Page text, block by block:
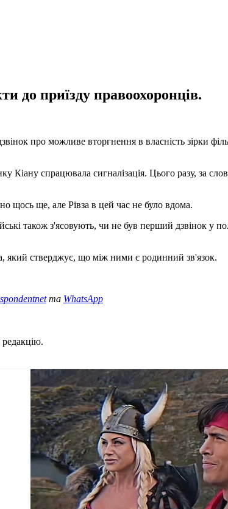
до приїзду правоохоронців.
про можливе вторгнення в власність зірки
Кіану спрацювала сигналізація. Цього разу, за
щось ще, але Рівза в цей час не було вдома.
також з'ясовують, чи не був перший дзвінок у
який стверджує, що між ними є родинний зв'язок.
та WhatsApp